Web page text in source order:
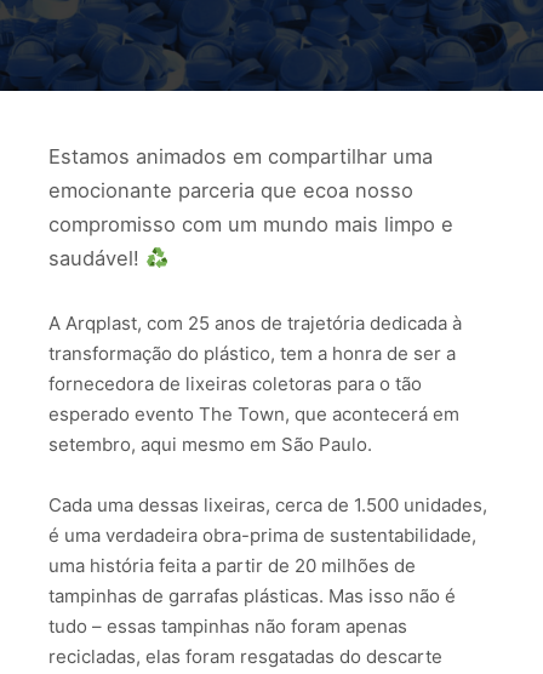
Estamos animados em compartilhar uma
emocionante parceria que ecoa nosso
compromisso com um mundo mais limpo e
saudável!
A Arqplast, com 25 anos de trajetória dedicada à
transformação do plástico, tem a honra de ser a
fornecedora de lixeiras coletoras para o tão
esperado evento The Town, que acontecerá em
setembro, aqui mesmo em São Paulo.
Cada uma dessas lixeiras, cerca de 1.500 unidades,
é uma verdadeira obra-prima de sustentabilidade,
uma história feita a partir de 20 milhões de
tampinhas de garrafas plásticas. Mas isso não é
tudo – essas tampinhas não foram apenas
recicladas, elas foram resgatadas do descarte